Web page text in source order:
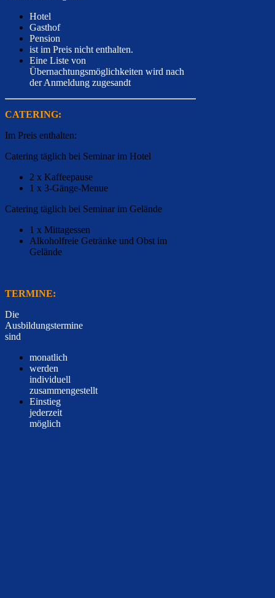
Hotel
Gasthof
Pension
ist im Preis nicht enthalten.
Eine Liste von
Übernachtungsmöglichkeiten wird nach
der Anmeldung zugesandt
CATERING:
Im Preis enthalten:
Catering täglich bei Seminar im Hotel
2 x Kaffeepause
1 x 3-Gänge-Menue
Catering täglich bei Seminar im Gelände
1 x Mittagessen
Alkoholfreie Getränke und Obst im
Gelände
TERMINE:
Die
Ausbildungstermine
sind
monatlich
werden
individuell
zusammengestellt
Einstieg
jederzeit
möglich